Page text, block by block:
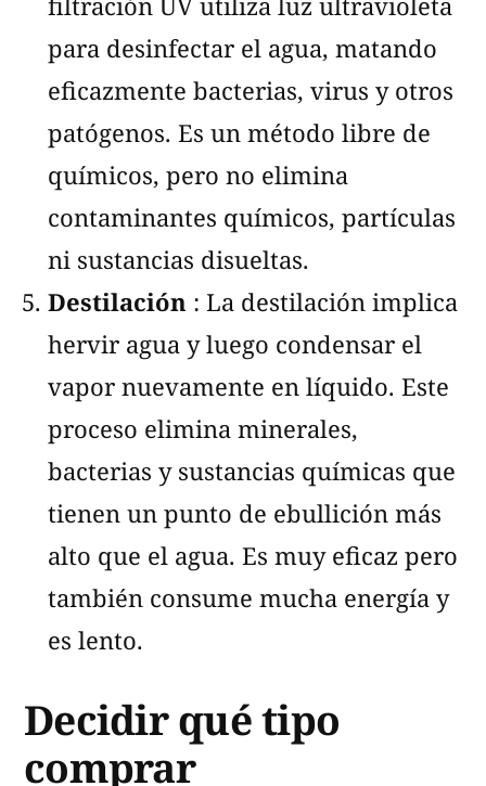
para desinfectar el agua, matando
eficazmente bacterias, virus y otros
patógenos. Es un método libre de
químicos, pero no elimina
contaminantes químicos, partículas
ni sustancias disueltas.
Destilación : La destilación implica
hervir agua y luego condensar el
vapor nuevamente en líquido. Este
proceso elimina minerales,
bacterias y sustancias químicas que
tienen un punto de ebullición más
alto que el agua. Es muy eficaz pero
también consume mucha energía y
es lento.
Decidir qué tipo
comprar